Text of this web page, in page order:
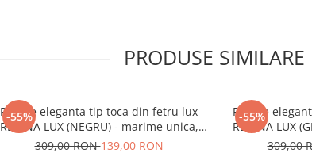
PRODUSE SIMILARE
-55%
Palarie eleganta tip toca din fetru lux
REGINA LUX (NEGRU) - marime unica,
reglabila
309,00 RON139,00 RON
-55%
Palarie
REGINA LUX
309,00